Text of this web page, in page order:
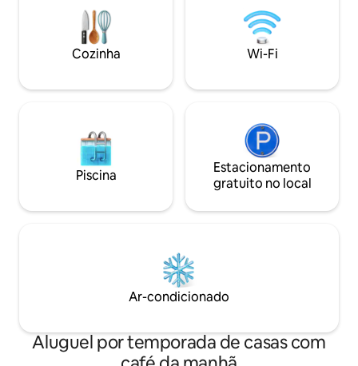
casal e sofá de solteiro. O quarto tem
vista para um atraente deck cheio de
plantas para desfrutar da cidade
enquanto permanece isolado do mundo
Cirencester e
explorar South
Cozinha Wi-Fi
Piscina
Estacionamento
gratuito no local
Ar-condicionado
Aluguel por temporada de casas com